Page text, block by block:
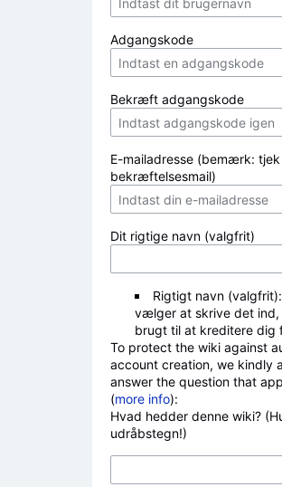
Adgangskode
Bekræft adgangskode
E-mailadresse (bemærk:
bekræftelsesmail)
Dit rigtige navn (valgfrit)
Rigtigt navn
vælger at skrive det ind,
brugt til at kreditere dig
To protect the wiki against
account creation, we kindly
answer the question that
(more info):
Hvad hedder denne wiki?
udråbstegn!)